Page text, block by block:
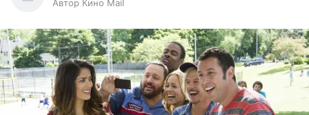
Автор Кино Mail